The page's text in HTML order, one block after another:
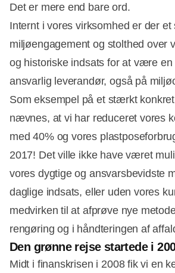
Det er mere end bare ord.
Internt i vores virksomhed er der
miljøengagement og stolthed over
og historiske indsats for at være en
ansvarlig leverandør, også på
Som eksempel på et stærkt
nævnes, at vi har reduceret vores
med 40% og vores
2017! Det ville ikke have været
vores dygtige og ansvarsbevidste
daglige indsats, eller uden vores
medvirken til at afprøve nye
rengøring og i håndteringen af
Den grønne rejse startede i
Midt i finanskrisen i 2008 fik vi en